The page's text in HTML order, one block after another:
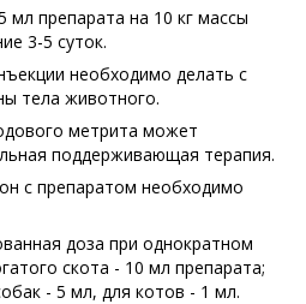
препарата на 10 кг массы
3-5 суток.
необходимо делать с
тела животного.
метрита может
поддерживающая терапия.
с препаратом необходимо
доза при однократном
скота - 10 мл препарата;
- 5 мл, для котов - 1 мл.